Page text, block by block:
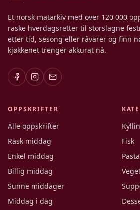
Et norsk matarkiv med over 120 000
raske hverdagsretter til storslagne
etter tid, sesong eller råvarer og finn
kjøkkenet trenger akkurat nå.
OPPSKRIFTER
Alle oppskrifter
Rask middag
Enkel middag
Billig middag
Sunne middager
Middag i dag
Fisk
Pasta